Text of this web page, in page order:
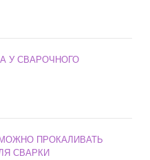
У СВАРОЧНОГО
ПРОКАЛИВАТЬ
СВАРКИ